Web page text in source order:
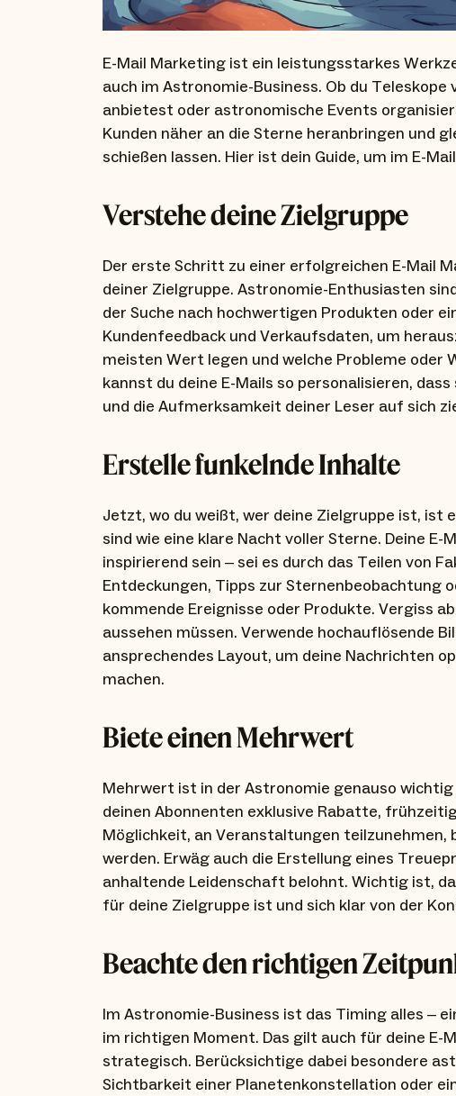
E-Mail Marketing ist ein leistungsstarkes
auch im Astronomie-Business. Ob du
anbietest oder astronomische Events
Kunden näher an die Sterne heranbringen und
schießen lassen. Hier ist dein Guide, um im E-
Verstehe deine Zielgruppe
Der erste Schritt zu einer erfolgreichen E-Mail
deiner Zielgruppe. Astronomie-Enthusiasten
der Suche nach hochwertigen Produkten oder
Kundenfeedback und Verkaufsdaten, um
meisten Wert legen und welche Probleme oder
kannst du deine E-Mails so personalisieren,
und die Aufmerksamkeit deiner Leser auf sich
Erstelle funkelnde Inhalte
Jetzt, wo du weißt, wer deine Zielgruppe ist, ist
sind wie eine klare Nacht voller Sterne. Deine
inspirierend sein – sei es durch das Teilen von
Entdeckungen, Tipps zur Sternenbeobachtung
kommende Ereignisse oder Produkte. Vergiss
aussehen müssen. Verwende hochauflösende
ansprechendes Layout, um deine Nachrichten
machen.
Biete einen Mehrwert
Mehrwert ist in der Astronomie genauso
deinen Abonnenten exklusive Rabatte,
Möglichkeit, an Veranstaltungen teilzunehmen,
werden. Erwäg auch die Erstellung eines
anhaltende Leidenschaft belohnt. Wichtig ist,
für deine Zielgruppe ist und sich klar von der
Beachte den richtigen
Im Astronomie-Business ist das Timing alles –
im richtigen Moment. Das gilt auch für deine E-
strategisch. Berücksichtige dabei besondere
Sichtbarkeit einer Planetenkonstellation oder